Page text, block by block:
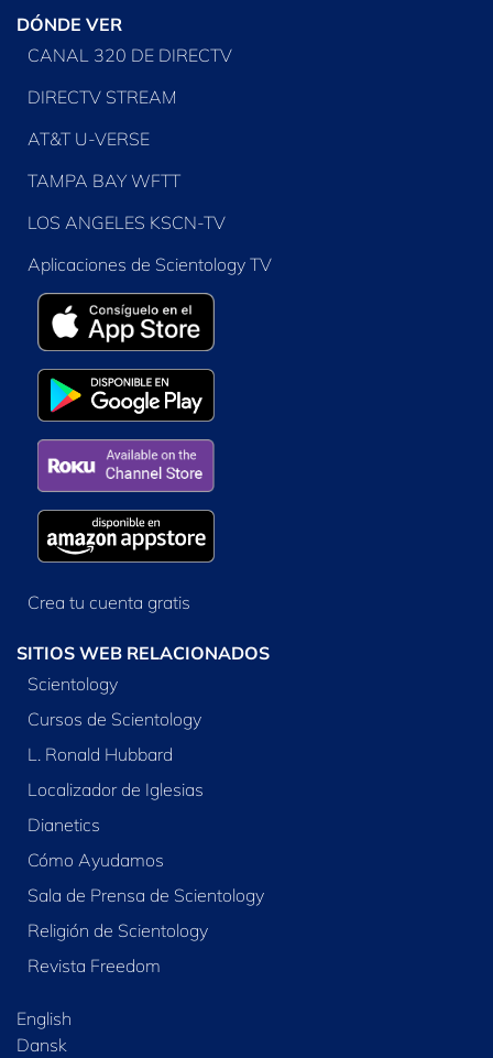
DÓNDE VER
CANAL 320 DE DIRECTV
DIRECTV STREAM
AT&T U-VERSE
TAMPA BAY WFTT
LOS ANGELES KSCN-TV
Aplicaciones de Scientology TV
Crea tu cuenta gratis
SITIOS WEB RELACIONADOS
Scientology
Cursos de Scientology
L. Ronald Hubbard
Localizador de Iglesias
Dianetics
Cómo Ayudamos
Sala de Prensa de Scientology
Religión de Scientology
Revista Freedom
English
Dansk